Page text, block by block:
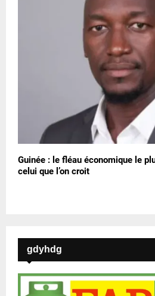
Guinée : le fléau économique le
celui que l’on croit
gdyhdg